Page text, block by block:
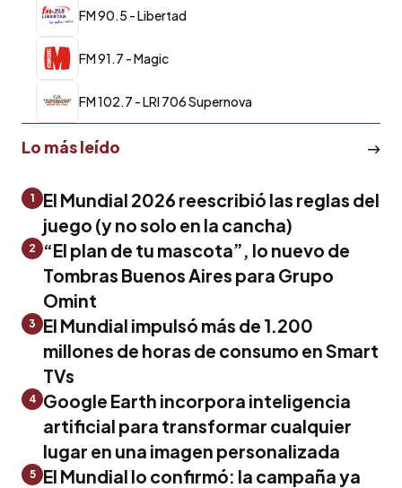
FM 90.5 - Libertad
FM 91.7 - Magic
FM 102.7 - LRI 706 Supernova
Lo más leído
1
El Mundial 2026 reescribió las reglas del
juego (y no solo en la cancha)
2
“El plan de tu mascota”, lo nuevo de
Tombras Buenos Aires para Grupo
Omint
3
El Mundial impulsó más de 1.200
millones de horas de consumo en Smart
TVs
4 Google Earth incorpora inteligencia
artificial para transformar cualquier
lugar en una imagen personalizada
5
El Mundial lo confirmó: la campaña ya